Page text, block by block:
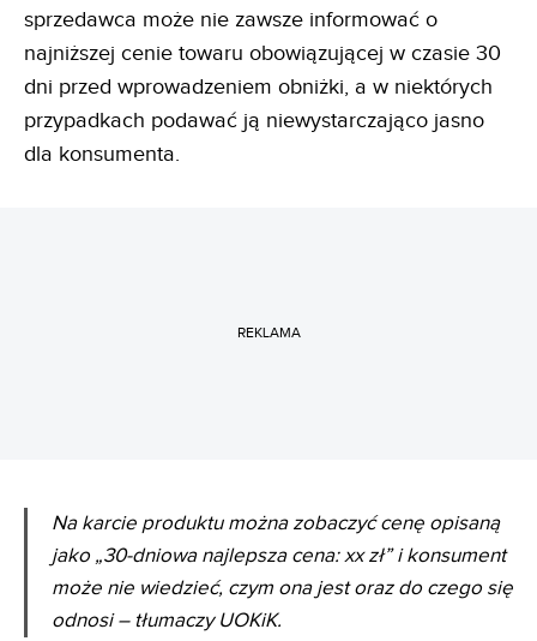
sprzedawca może nie zawsze informować o
najniższej cenie towaru obowiązującej w czasie 30
dni przed wprowadzeniem obniżki, a w niektórych
przypadkach podawać ją niewystarczająco jasno
dla konsumenta.
REKLAMA
Na karcie produktu można zobaczyć cenę opisaną
jako „30-dniowa najlepsza cena: xx zł” i konsument
może nie wiedzieć, czym ona jest oraz do czego się
odnosi – tłumaczy UOKiK.